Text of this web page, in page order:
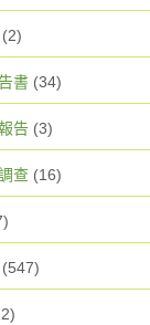
(2)
書 (34)
告 (3)
查 (16)
(547)